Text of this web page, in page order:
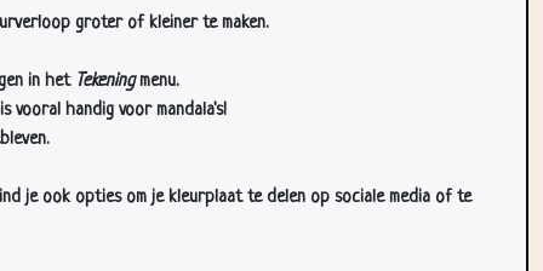
groter of kleiner te maken.
in het Tekeningmenu.
vooral handig voor mandala's!
je ook opties om je kleurplaat te delen op sociale media of te